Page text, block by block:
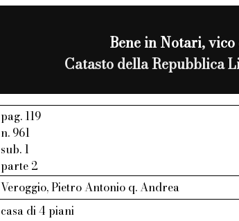
Bene in Notari,
Catasto della Repubblica
pag. 119
n. 961
sub. 1
parte 2
Veroggio, Pietro Antonio q. Andrea
casa di 4 piani